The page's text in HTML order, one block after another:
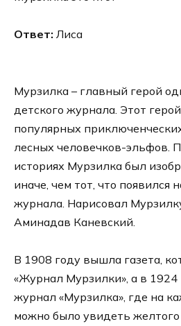
Ответ: Лиса
Мурзилка – главный герой
детского журнала. Этот
популярных
лесных человечков-эльфов.
историях Мурзилка был
иначе, чем тот, что появился
журнала. Нарисовал
Аминадав Каневский.
В 1908 году вышла газета,
«Журнал Мурзилки», а в 1924
журнал «Мурзилка», где на
можно было увидеть желтого